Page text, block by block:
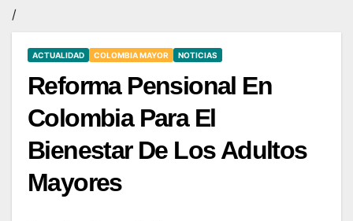
/
ACTUALIDAD COLOMBIA MAYOR NOTICIAS
Reforma Pensional En
Colombia Para El
Bienestar De Los Adultos
Mayores